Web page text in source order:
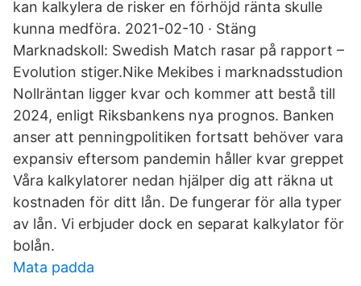
kan kalkylera de risker en förhöjd ränta skulle
kunna medföra. 2021-02-10 · Stäng
Marknadskoll: Swedish Match rasar på rapport –
Evolution stiger.Nike Mekibes i marknadsstudion
Nollräntan ligger kvar och kommer att bestå till
2024, enligt Riksbankens nya prognos. Banken
anser att penningpolitiken fortsatt behöver vara
expansiv eftersom pandemin håller kvar greppet
Våra kalkylatorer nedan hjälper dig att räkna ut
kostnaden för ditt lån. De fungerar för alla typer
av lån. Vi erbjuder dock en separat kalkylator för
bolån.
Mata padda